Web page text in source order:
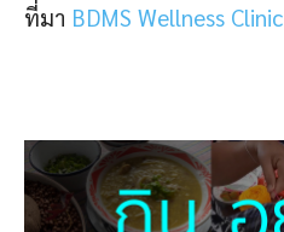
ที่มา BDMS Wellness Clinic